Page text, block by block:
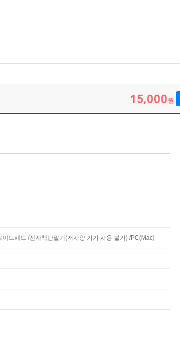
15,000원
드패드 /전자책단말기(저사양 기기 사용 불가) /PC(Mac)